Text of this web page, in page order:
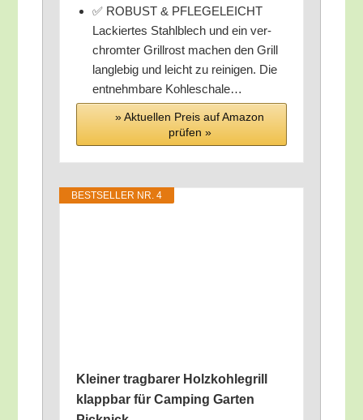
✅ ROBUST & PFLEGELEICHT
Lackier­tes Stahl­blech und ein ver­
chrom­ter Grill­rost machen den Grill
lang­le­big und leicht zu rei­ni­gen. Die
ent­nehm­ba­re Kohleschale…
» Aktu­el­len Preis auf Ama­zon
prü­fen »
BEST­SEL­LER NR. 4
Klei­ner trag­ba­rer Holz­koh­le­grill
klapp­bar für Cam­ping Gar­ten